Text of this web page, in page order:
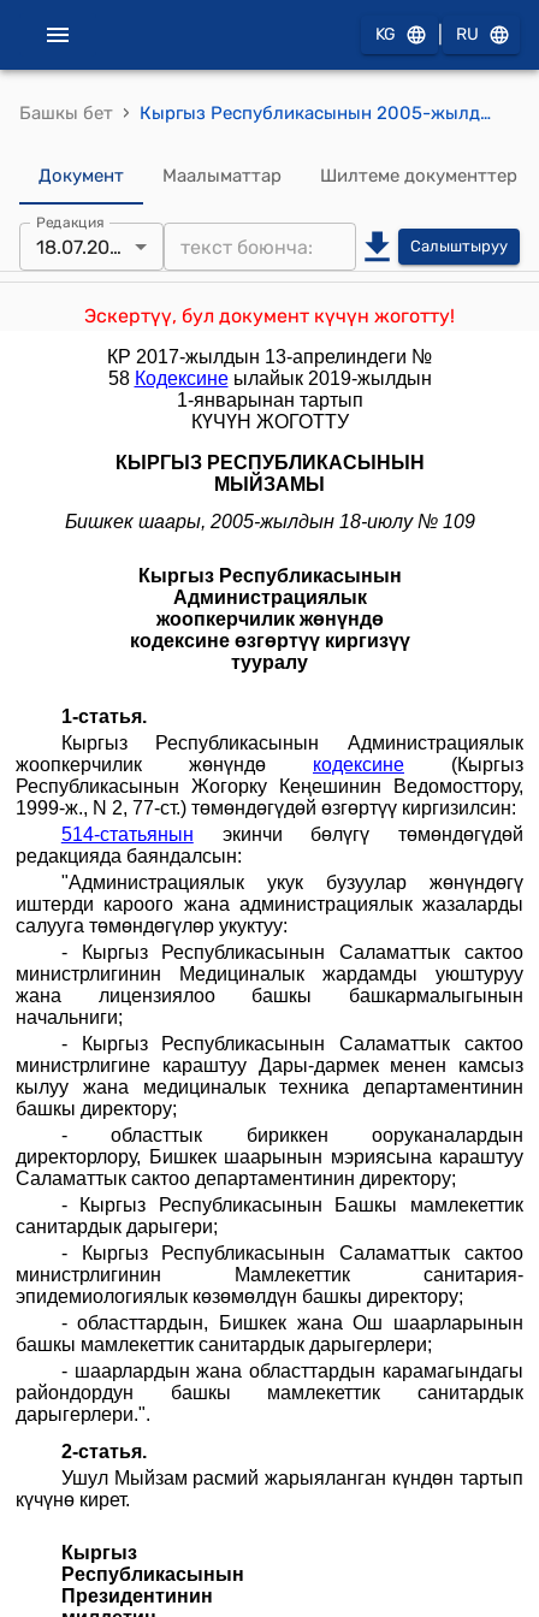
KG RU
Башкы бет › Кыргыз Республикасынын 2005-жылдын 18-июлундагы №109 " Кыргыз Республикасынын Администрациялык жоопкерчилик жөнүндө кодексине өзгөртүү киргизүү тууралу" Мыйзам
Документ Маалыматтар Шилтеме документтер
Редакция
18.07.2005 Салыштыруу
Эскертүү, бул документ күчүн жоготту!